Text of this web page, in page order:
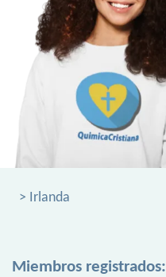
> Irlanda
Miembros registrados: